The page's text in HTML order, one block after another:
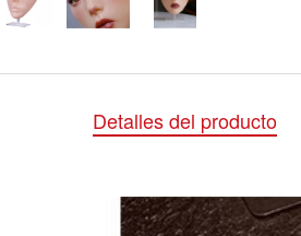
Detalles del producto